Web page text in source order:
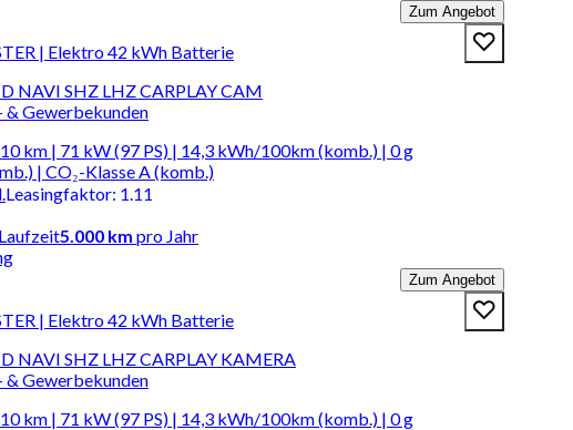
Zum Angebot
| Elektro 42 kWh Batterie
NAVI SHZ LHZ CARPLAY CAM
& Gewerbekunden
km | 71 kW (97 PS) | 14,3 kWh/100km (komb.) | 0 g
| CO₂-Klasse A (komb.)
Leasingfaktor: 1.11
Laufzeit5.000 km pro Jahr
Zum Angebot
| Elektro 42 kWh Batterie
NAVI SHZ LHZ CARPLAY KAMERA
& Gewerbekunden
km | 71 kW (97 PS) | 14,3 kWh/100km (komb.) | 0 g